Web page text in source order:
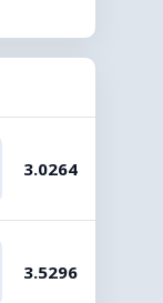
3.0264
3.5296